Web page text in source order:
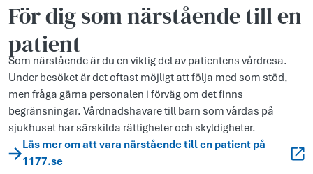
För dig som närstående till en
patient
Som närstående är du en viktig del av patientens vårdresa.
Under besöket är det oftast möjligt att följa med som stöd,
men fråga gärna personalen i förväg om det finns
begränsningar. Vårdnadshavare till barn som vårdas på
sjukhuset har särskilda rättigheter och skyldigheter.
Läs mer om att vara närstående till en patient på
1177.se